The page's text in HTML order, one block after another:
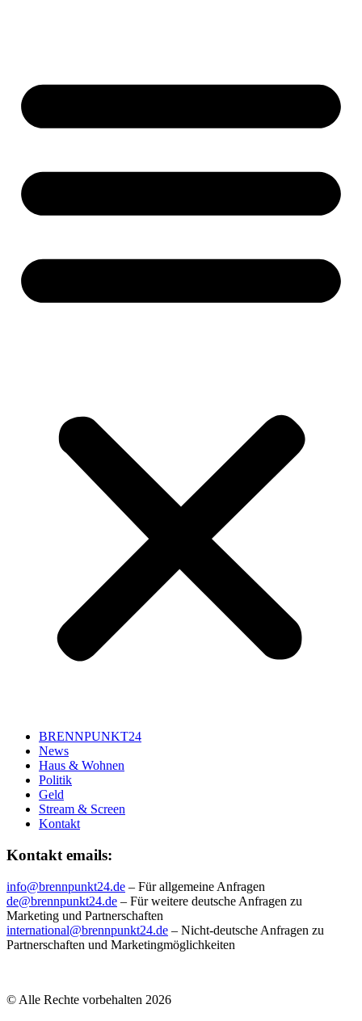
BRENNPUNKT24
News
Haus & Wohnen
Politik
Geld
Stream & Screen
Kontakt
Kontakt emails:
info@brennpunkt24.de – Für allgemeine Anfragen
de@brennpunkt24.de – Für weitere deutsche Anfragen zu
Marketing und Partnerschaften
international@brennpunkt24.de – Nicht-deutsche Anfragen zu
Partnerschaften und Marketingmöglichkeiten
© Alle Rechte vorbehalten 2026